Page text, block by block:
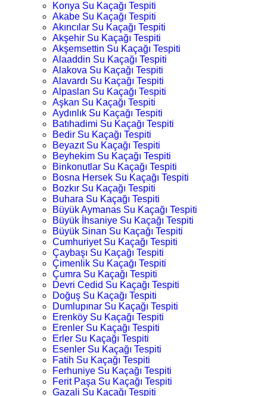
Konya Su Kaçağı Tespiti
Akabe Su Kaçağı Tespiti
Akıncılar Su Kaçağı Tespiti
Akşehir Su Kaçağı Tespiti
Akşemsettin Su Kaçağı Tespiti
Alaaddin Su Kaçağı Tespiti
Alakova Su Kaçağı Tespiti
Alavardı Su Kaçağı Tespiti
Alpaslan Su Kaçağı Tespiti
Aşkan Su Kaçağı Tespiti
Aydınlık Su Kaçağı Tespiti
Batıhadimi Su Kaçağı Tespiti
Bedir Su Kaçağı Tespiti
Beyazıt Su Kaçağı Tespiti
Beyhekim Su Kaçağı Tespiti
Binkonutlar Su Kaçağı Tespiti
Bosna Hersek Su Kaçağı Tespiti
Bozkır Su Kaçağı Tespiti
Buhara Su Kaçağı Tespiti
Büyük Aymanas Su Kaçağı Tespiti
Büyük İhsaniye Su Kaçağı Tespiti
Büyük Sinan Su Kaçağı Tespiti
Cumhuriyet Su Kaçağı Tespiti
Çaybaşı Su Kaçağı Tespiti
Çimenlik Su Kaçağı Tespiti
Çumra Su Kaçağı Tespiti
Devri Cedid Su Kaçağı Tespiti
Doğuş Su Kaçağı Tespiti
Dumlupınar Su Kaçağı Tespiti
Erenköy Su Kaçağı Tespiti
Erenler Su Kaçağı Tespiti
Erler Su Kaçağı Tespiti
Esenler Su Kaçağı Tespiti
Fatih Su Kaçağı Tespiti
Ferhuniye Su Kaçağı Tespiti
Ferit Paşa Su Kaçağı Tespiti
Gazali Su Kaçağı Tespiti